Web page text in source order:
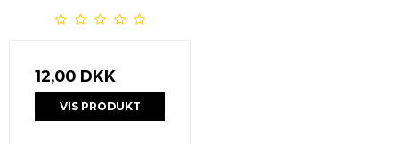
12,00 DKK
VIS PRODUKT